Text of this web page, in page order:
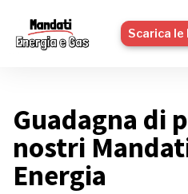
Scarica le
Guadagna di
nostri
Energia